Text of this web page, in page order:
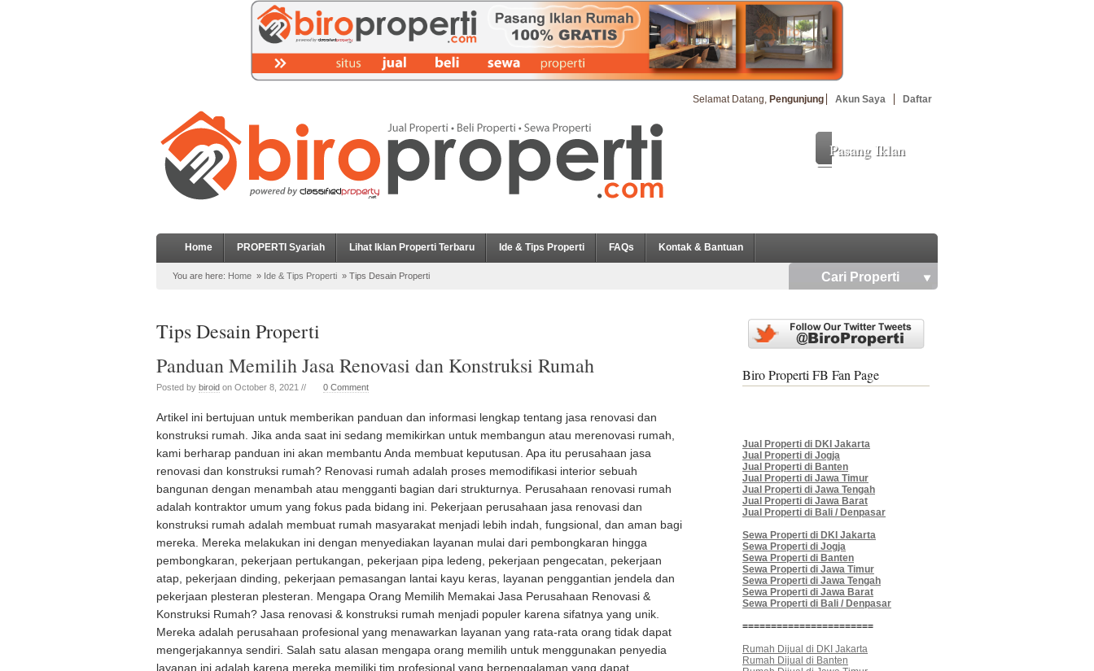
Selamat Datang, Pengunjung Akun Saya Daftar
Pasang Iklan
Home PROPERTI Syariah Lihat Iklan Properti Terbaru Ide & Tips Properti FAQs Kontak & Bantuan
You are here: Home » Ide & Tips Properti » Tips Desain Properti Cari Properti
Tips Desain Properti
Panduan Memilih Jasa Renovasi dan Konstruksi Rumah
Posted by biroid on October 8, 2021 // 0 Comment
Artikel ini bertujuan untuk memberikan panduan dan informasi lengkap tentang jasa renovasi dan
konstruksi rumah. Jika anda saat ini sedang memikirkan untuk membangun atau merenovasi rumah,
kami berharap panduan ini akan membantu Anda membuat keputusan. Apa itu perusahaan jasa
renovasi dan konstruksi rumah? Renovasi rumah adalah proses memodifikasi interior sebuah
bangunan dengan menambah atau mengganti bagian dari strukturnya. Perusahaan renovasi rumah
adalah kontraktor umum yang fokus pada bidang ini. Pekerjaan perusahaan jasa renovasi dan
konstruksi rumah adalah membuat rumah masyarakat menjadi lebih indah, fungsional, dan aman bagi
mereka. Mereka melakukan ini dengan menyediakan layanan mulai dari pembongkaran hingga
pembongkaran, pekerjaan pertukangan, pekerjaan pipa ledeng, pekerjaan pengecatan, pekerjaan
atap, pekerjaan dinding, pekerjaan pemasangan lantai kayu keras, layanan penggantian jendela dan
pekerjaan plesteran plesteran. Mengapa Orang Memilih Memakai Jasa Perusahaan Renovasi &
Konstruksi Rumah? Jasa renovasi & konstruksi rumah menjadi populer karena sifatnya yang unik.
Mereka adalah perusahaan profesional yang menawarkan layanan yang rata-rata orang tidak dapat
mengerjakannya sendiri. Salah satu alasan mengapa orang memilih untuk menggunakan penyedia
layanan ini adalah karena mereka memiliki tim profesional yang berpengalaman yang dapat
Biro Properti FB Fan Page
Jual Properti di DKI Jakarta
Jual Properti di Jogja
Jual Properti di Banten
Jual Properti di Jawa Timur
Jual Properti di Jawa Tengah
Jual Properti di Jawa Barat
Jual Properti di Bali / Denpasar
Sewa Properti di DKI Jakarta
Sewa Properti di Jogja
Sewa Properti di Banten
Sewa Properti di Jawa Timur
Sewa Properti di Jawa Tengah
Sewa Properti di Jawa Barat
Sewa Properti di Bali / Denpasar
=======================
Rumah Dijual di DKI Jakarta
Rumah Dijual di Banten